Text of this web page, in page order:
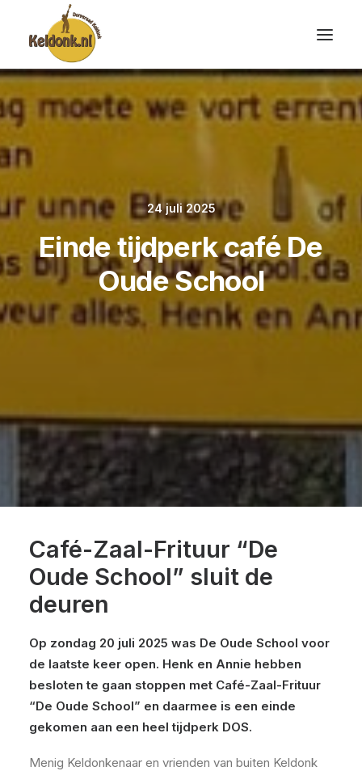
24 juli 2025
Einde tijdperk café De
Oude School
Café-Zaal-Frituur “De
Oude School” sluit de
deuren
Op zondag 20 juli 2025 was De Oude School voor
de laatste keer open. Henk en Annie hebben
besloten te gaan stoppen met Café-Zaal-Frituur
“De Oude School” en daarmee is een einde
gekomen aan een heel tijdperk DOS.
Menig Keldonkenaar en vrienden van buiten Keldonk